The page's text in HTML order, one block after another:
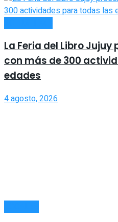
La Feria del Libro
con más de 300
edades
4 agosto, 2026